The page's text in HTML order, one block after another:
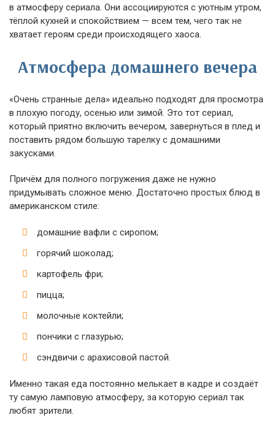
в атмосферу сериала. Они ассоциируются с уютным утром,
тёплой кухней и спокойствием — всем тем, чего так не
хватает героям среди происходящего хаоса.
Атмосфера домашнего вечера
«Очень странные дела» идеально подходят для просмотра
в плохую погоду, осенью или зимой. Это тот сериал,
который приятно включить вечером, завернуться в плед и
поставить рядом большую тарелку с домашними
закусками.
Причём для полного погружения даже не нужно
придумывать сложное меню. Достаточно простых блюд в
американском стиле:
домашние вафли с сиропом;
горячий шоколад;
картофель фри;
пицца;
молочные коктейли;
пончики с глазурью;
сэндвичи с арахисовой пастой.
Именно такая еда постоянно мелькает в кадре и создаёт
ту самую ламповую атмосферу, за которую сериал так
любят зрители.